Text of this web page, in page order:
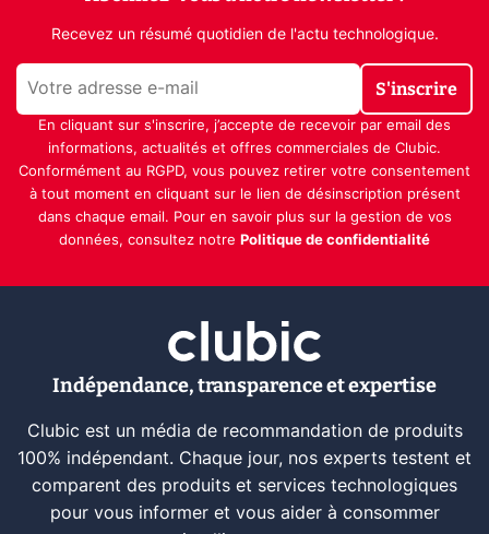
Recevez un résumé quotidien de l'actu technologique.
S'inscrire
En cliquant sur s'inscrire, j’accepte de recevoir par email des
informations, actualités et offres commerciales de Clubic.
Conformément au RGPD, vous pouvez retirer votre consentement
à tout moment en cliquant sur le lien de désinscription présent
dans chaque email. Pour en savoir plus sur la gestion de vos
données, consultez notre Politique de confidentialité
Indépendance, transparence et expertise
Clubic est un média de recommandation de produits
100% indépendant. Chaque jour, nos experts testent et
comparent des produits et services technologiques
pour vous informer et vous aider à consommer